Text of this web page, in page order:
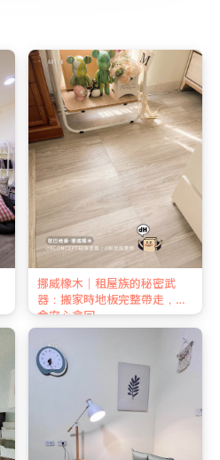
挪威橡木｜租屋族的秘密武
器：搬家時地板完整帶走，押
金安心拿回